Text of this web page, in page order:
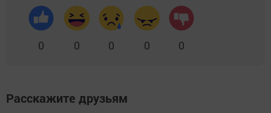
0 0 0 0 0
Расскажите друзьям